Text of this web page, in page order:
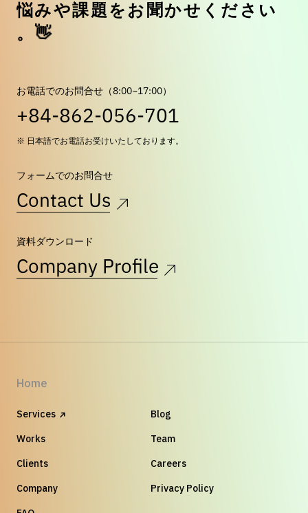
悩みや課題を お 聞 かせ く だ さ い
。 👋
お電話でのお問合せ（8:00~17:00）
+84-862-056-701
※ 日本語でお電話お受けいたしております。
フォームでのお問合せ
Contact Us
資料ダウンロード
Company Profile
Home
Services
Works
Clients
Company
Blog
Team
Careers
Privacy Policy